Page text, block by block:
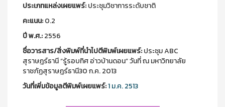
ประเภทแหล่งเผยแพร์:ประชุมวิชาการระดับชาติ
คะแนน:0.2
ปี พ.ศ.:2556
ชื่อวารสาร/สิ่งพิมพ์ที่นำไปตีพิมพ์เผยแพร์:ประชุม ABC
สุราษฎร์ธานี “รู้รอบทิศ อ่าวบ้านดอน” วันที่ ณ มหาวิทยาลัย
ราชภัฏสุราษฎร์ธานี30 ก.ค. 2013
วันที่เพิ่มข้อมูลตีพิมพ์เผยแพร์:1 ม.ค. 2513